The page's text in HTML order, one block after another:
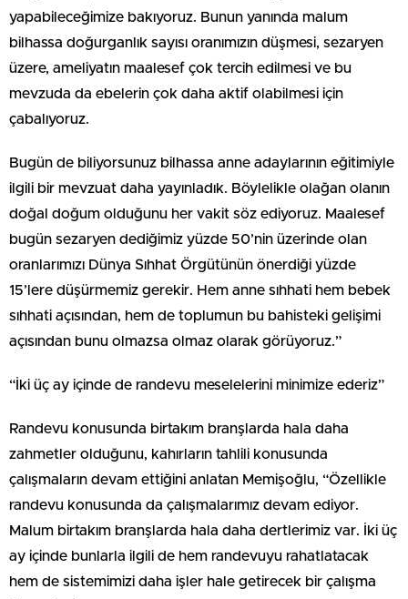
yapabileceğimize bakıyoruz. Bunun yanında malum
bilhassa doğurganlık sayısı oranımızın düşmesi, sezaryen
üzere, ameliyatın maalesef çok tercih edilmesi ve bu
mevzuda da ebelerin çok daha aktif olabilmesi için
çabalıyoruz.
Bugün de biliyorsunuz bilhassa anne adaylarının eğitimiyle
ilgili bir mevzuat daha yayınladık. Böylelikle olağan olanın
doğal doğum olduğunu her vakit söz ediyoruz. Maalesef
bugün sezaryen dediğimiz yüzde 50’nin üzerinde olan
oranlarımızı Dünya Sıhhat Örgütünün önerdiği yüzde
15’lere düşürmemiz gerekir. Hem anne sıhhati hem bebek
sıhhati açısından, hem de toplumun bu bahisteki gelişimi
açısından bunu olmazsa olmaz olarak görüyoruz.”
“İki üç ay içinde de randevu meselelerini minimize ederiz”
Randevu konusunda birtakım branşlarda hala daha
zahmetler olduğunu, kahırların tahlili konusunda
çalışmaların devam ettiğini anlatan Memişoğlu, “Özellikle
randevu konusunda da çalışmalarımız devam ediyor.
Malum birtakım branşlarda hala daha dertlerimiz var. İki üç
ay içinde bunlarla ilgili de hem randevuyu rahatlatacak
hem de sistemimizi daha işler hale getirecek bir çalışma